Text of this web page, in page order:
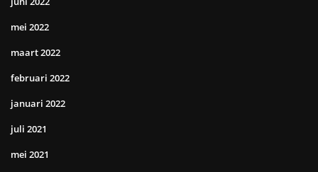
mei 2022
maart 2022
februari 2022
januari 2022
juli 2021
mei 2021